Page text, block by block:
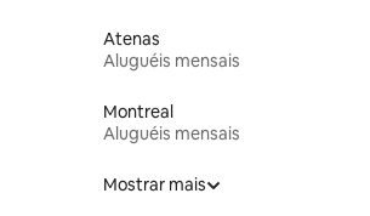
Atenas
Aluguéis mensais
Montreal
Aluguéis mensais
Mostrar mais